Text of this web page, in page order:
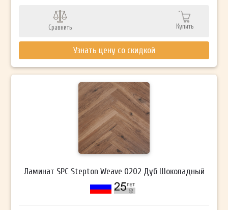
Сравнить Купить
Узнать цену со скидкой
Ламинат SPC Stepton Weave 0202 Дуб Шоколадный